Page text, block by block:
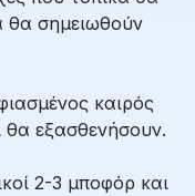
θα σημειωθούν
καιρός
εξασθενήσουν.
2-3 μποφόρ και